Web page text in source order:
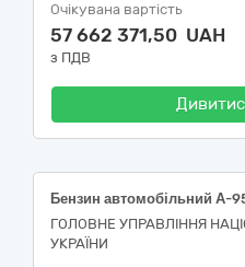
Очікувана вартість
57 662 371,50 UAH
з ПДВ
ГОЛОВНЕ УПРАВЛІННЯ
УКРАЇНИ